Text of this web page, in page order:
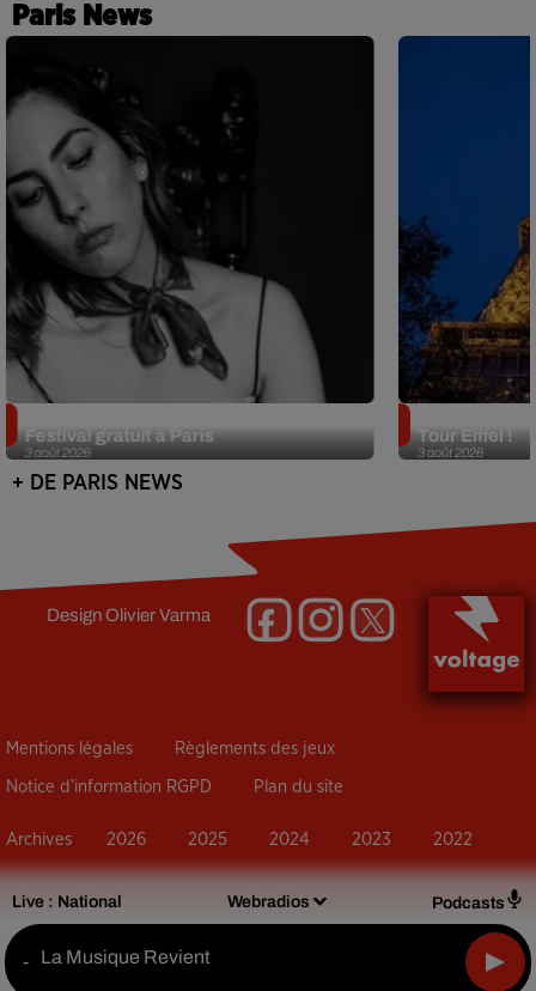
Live : National Webradios Podcasts
- La Musique Revient
Paris News
3 août 2026
Festival gratuit à Paris
3 août 2026
Tour Eiffel !
+ DE PARIS NEWS
DesignOlivier Varma
Mentions légales Règlements des jeux
Notice d’information RGPD Plan du site
Archives 2026 2025 2024 2023 2022